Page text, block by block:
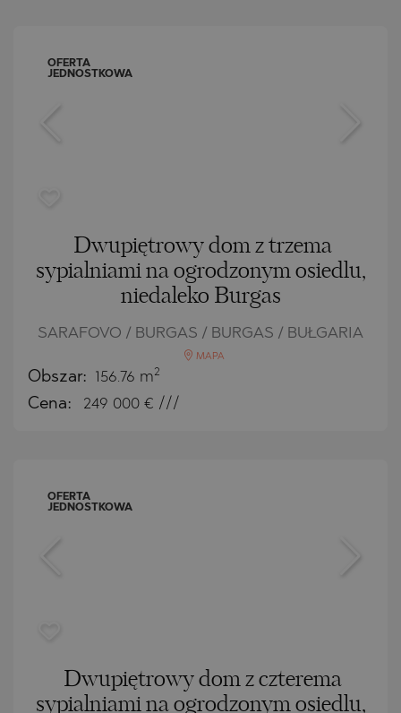
OFERTA
JEDNOSTKOWA
Dwupiętrowy dom z trzema
sypialniami na ogrodzonym osiedlu,
niedaleko Burgas
SARAFOVO / BURGAS / BURGAS / BUŁGARIA
MAPA
Obszar: 156.76 m2
Cena: 249 000 € ///
OFERTA
JEDNOSTKOWA
Dwupiętrowy dom z czterema
sypialniami na ogrodzonym osiedlu,